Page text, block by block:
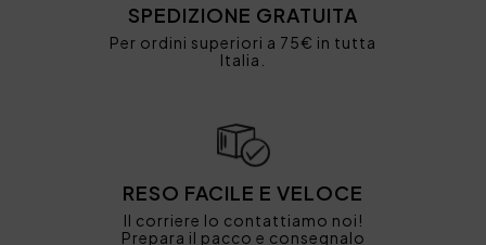
SPEDIZIONE GRATUITA
Per ordini superiori a 75€ in tutta
Italia.
RESO FACILE E VELOCE
Il corriere lo contattiamo noi!
Prepara il pacco e consegnalo